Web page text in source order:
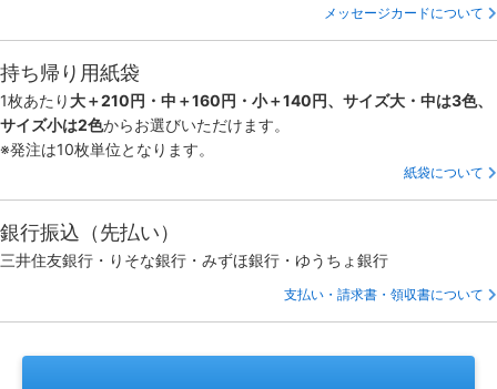
メッセージカードについて
持ち帰り用紙袋
1枚あたり 大＋210円・中＋160円・小＋140円、サイズ大・中は3色、
サイズ小は2色からお選びいただけます。
※発注は10枚単位となります。
紙袋について
銀行振込（先払い）
三井住友銀行・りそな銀行・みずほ銀行・ゆうちょ銀行
支払い・請求書・領収書について